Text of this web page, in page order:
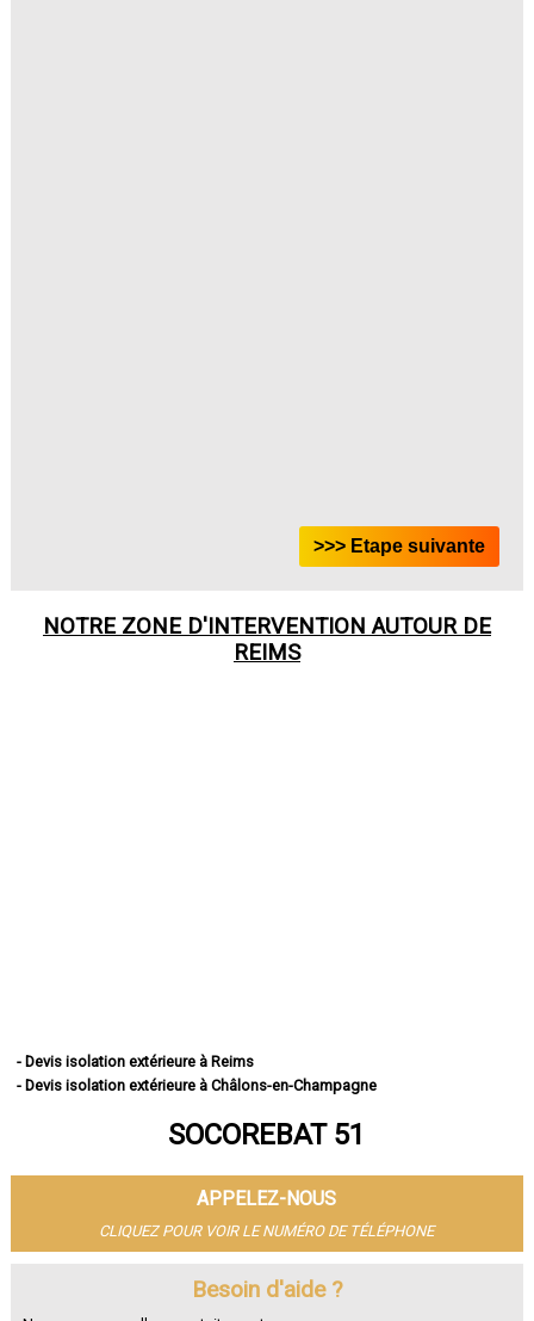
NOTRE ZONE D'INTERVENTION AUTOUR DE
REIMS
- Devis isolation extérieure à Reims
- Devis isolation extérieure à Châlons-en-Champagne
- Devis isolation extérieure à Vitry-le-François
- Devis isolation extérieure à Bétheny
- Devis isolation extérieure à Cormontreuil
- Devis isolation extérieure à Fismes
- Devis isolation extérieure à Saint-Memmie
- Devis isolation extérieure à Mourmelon-le-Grand
SOCOREBAT 51
APPELEZ-NOUS
CLIQUEZ POUR VOIR LE NUMÉRO DE TÉLÉPHONE
Besoin d'aide ?